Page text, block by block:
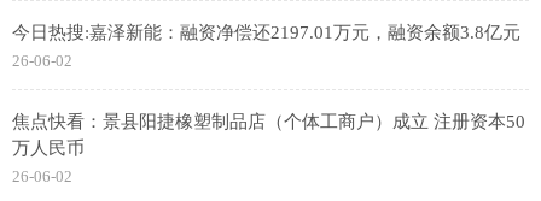
今日热搜:嘉泽新能：融资净偿还2197.01万元，融资余额3.8亿元
26-06-02
焦点快看：景县阳捷橡塑制品店（个体工商户）成立 注册资本50
万人民币
26-06-02